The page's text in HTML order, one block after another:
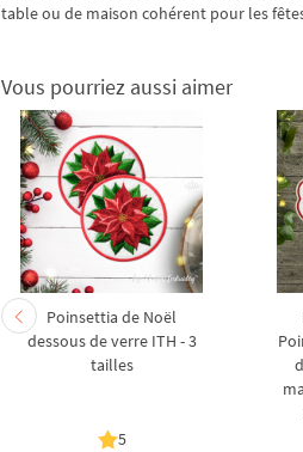
table ou de maison cohérent pour les
Vous pourriez aussi aimer
Poinsettia de Noël
dessous de verre ITH - 3
tailles
5